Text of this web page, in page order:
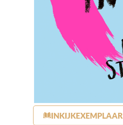
INKIJKEXEMPLAAR